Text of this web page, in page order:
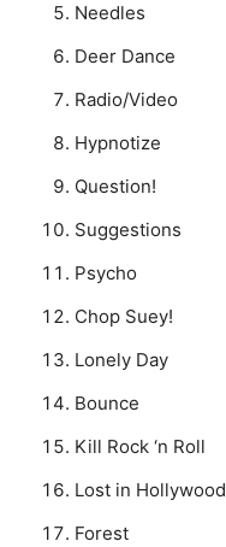
Needles
Deer Dance
Radio/Video
Hypnotize
Question!
Suggestions
Psycho
Chop Suey!
Lonely Day
Bounce
Kill Rock ‘n Roll
Lost in Hollywood
Forest